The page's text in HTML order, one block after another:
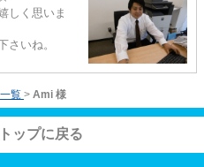
しく思いま
さいね。
覧 > Ami 様
ップに戻る